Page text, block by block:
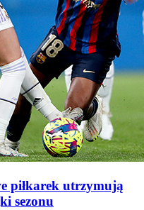
piłkarek utrzymują
sezonu